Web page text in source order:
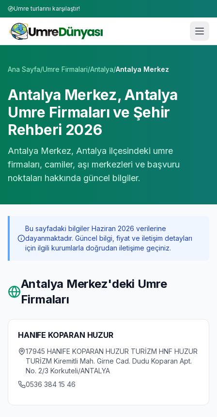
Umre turlarını karşılaştır!
Ana Sayfa/Umre Firmalari/Antalya/Antalya Merkez
Antalya Merkez,Antalya
Umre Firmaları ve Şehir
Rehberi 2026
Antalya Merkez, Antalya ilçesindeki umre
firmaları, camiler, aşı merkezleri ve başvuru
noktaları hakkında güncel bilgiler.
Bu sayfadaki bilgiler Haziran 2026 verilerine
dayanmaktadır. Güncel bilgi, fiyat ve iletişim detayları
için ilgili kurumlarla doğrudan iletişime geçiniz.
Antalya Merkez'deki Umre
Firmaları
HANIFE KOPARAN HUZUR
17945 HANIFE KOPARAN HUZUR TURİZM HNF HUZUR
TURİZM Kiremitli Mah. Girne Cad. Dudu Koparan Apt.
No. 2/3 Korkuteli/ANTALYA
0536 384 15 46